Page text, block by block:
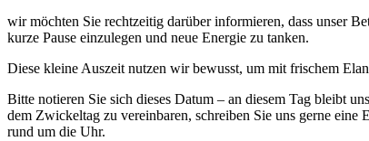
wir möchten Sie rechtzeitig darüber informieren, dass unser
kurze Pause einzulegen und neue Energie zu tanken.
Diese kleine Auszeit nutzen wir bewusst, um mit frischem
Bitte notieren Sie sich dieses Datum – an diesem Tag bleibt
dem Zwickeltag zu vereinbaren, schreiben Sie uns gerne eine
rund um die Uhr.